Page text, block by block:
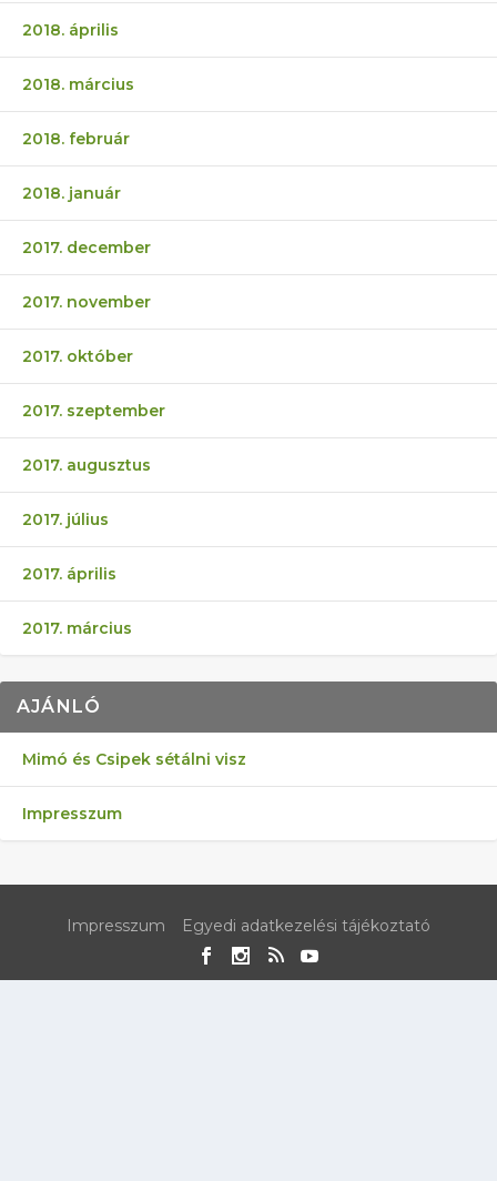
2018. április
2018. március
2018. február
2018. január
2017. december
2017. november
2017. október
2017. szeptember
2017. augusztus
2017. július
2017. április
2017. március
AJÁNLÓ
Mimó és Csipek sétálni visz
Impresszum
Impresszum Egyedi adatkezelési tájékoztató